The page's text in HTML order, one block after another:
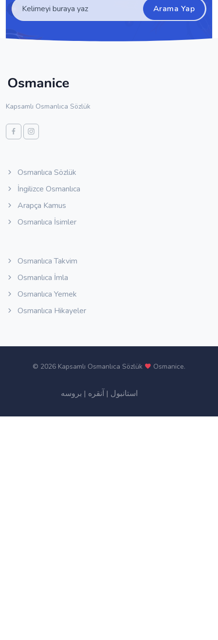
Arama Yap
Kapsamlı Osmanlıca Sözlük
Osmanlıca Sözlük
İngilizce Osmanlıca
Arapça Kamus
Osmanlıca İsimler
Osmanlıca Takvim
Osmanlıca İmla
Osmanlıca Yemek
Osmanlıca Hikayeler
© 2026 Kapsamlı Osmanlıca Sözlük Osmanice.
استانبول | آنقره | بروسه